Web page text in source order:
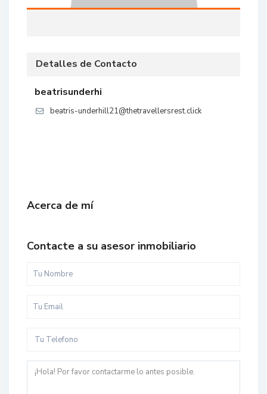
Detalles de Contacto
beatrisunderhi
beatris-underhill21@thetravellersrest.click
Acerca de mí
Contacte a su asesor inmobiliario